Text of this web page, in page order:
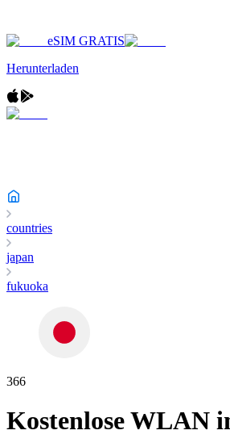
eSIM GRATIS
Herunterladen
countries
japan
fukuoka
366
Kostenlose WLAN